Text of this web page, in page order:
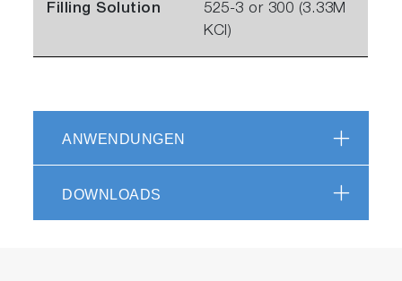
Filling Solution
525-3 or 300 (3.33M
KCl)
ANWENDUNGEN
DOWNLOADS